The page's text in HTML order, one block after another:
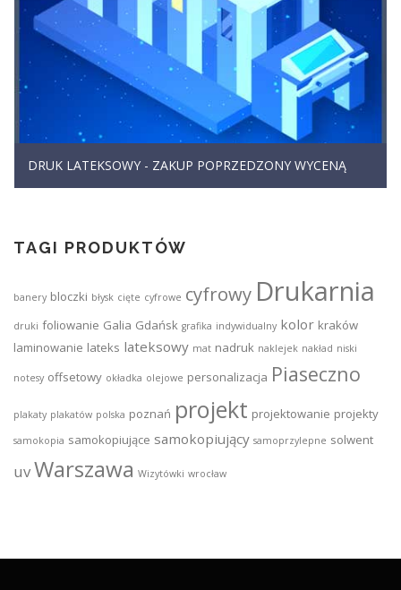
DRUK LATEKSOWY - ZAKUP POPRZEDZONY WYCENĄ
TAGI PRODUKTÓW
banery bloczki błysk cięte cyfrowe cyfrowy Drukarnia
druki foliowanie Galia Gdańsk grafika indywidualny kolor kraków
laminowanie lateks lateksowy mat nadruk naklejek nakład niski
notesy offsetowy okładka olejowe personalizacja Piaseczno
plakaty plakatów polska poznań projekt projektowanie projekty
samokopia samokopiujące samokopiujący samoprzylepne solwent
uvWarszawa Wizytówki wrocław